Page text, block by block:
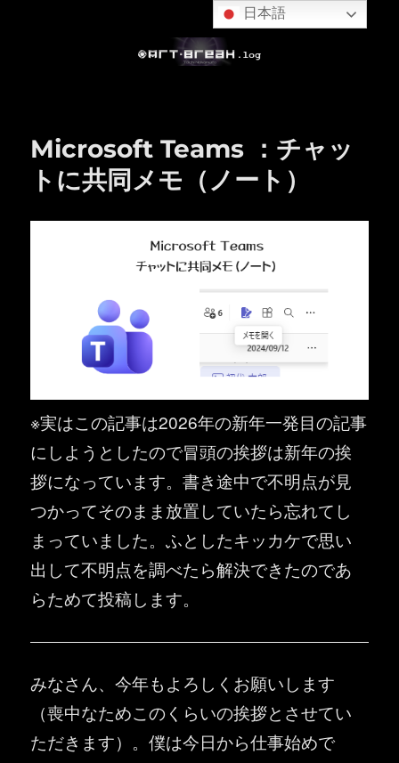
Microsoft Teams ：チャッ
トに共同メモ（ノート）
※実はこの記事は2026年の新年一発目の記事
にしようとしたので冒頭の挨拶は新年の挨
拶になっています。書き途中で不明点が見
つかってそのまま放置していたら忘れてし
まっていました。ふとしたキッカケで思い
出して不明点を調べたら解決できたのであ
らためて投稿します。
みなさん、今年もよろしくお願いします
（喪中なためこのくらいの挨拶とさせてい
ただきます）。僕は今日から仕事始めで
日本語